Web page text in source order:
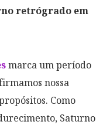
retrógrado em
marca um período
nossa
Como
Saturno